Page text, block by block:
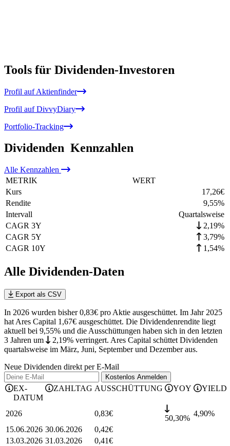
Tools für Dividenden-Investoren
Profil auf Aktienfinder
Profil auf DivvyDiary
Portfolio-Tracking
Dividenden Kennzahlen
Alle Kennzahlen
METRIK
WERT
Kurs
17,26€
Rendite
9,55%
Intervall
Quartalsweise
CAGR 3Y
2,19%
CAGR 5Y
3,79%
CAGR 10Y
1,54%
Alle Dividenden-Daten
Export als CSV
In 2026 wurden bisher 0,83€ pro Aktie ausgeschüttet. Im Jahr 2025
hat Ares Capital 1,67€ ausgeschüttet. Die Dividendenrendite liegt
aktuell bei 9,55% und die Ausschüttungen haben sich in den letzten
3 Jahren um 2,19% verringert. Ares Capital schüttet Dividenden
quartalsweise im März, Juni, September und Dezember aus.
Neue Dividenden direkt per E-Mail
Kostenlos Anmelden
EX-
DATUM
ZAHLTAG AUSSCHÜTTUNG YOY YIELD
2026 0,83€
50,30%
4,90%
15.06.2026 30.06.2026 0,42€
13.03.2026 31.03.2026 0,41€